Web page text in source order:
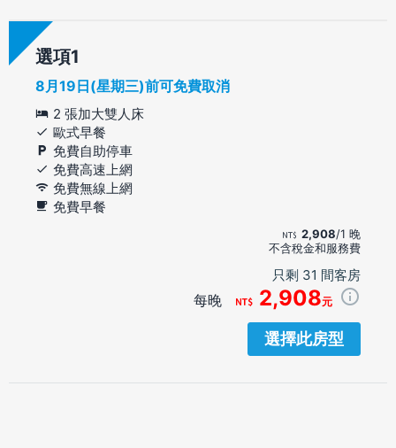
選項
8月19日(星期三)前可免費取消
2 張加大雙人床
歐式早餐
免費自助停車
免費高速上網
免費無線上網
免費早餐
2,908/1 晚
不含稅金和服務費
只剩 31 間客房
每晚 2,908元
選擇此房型